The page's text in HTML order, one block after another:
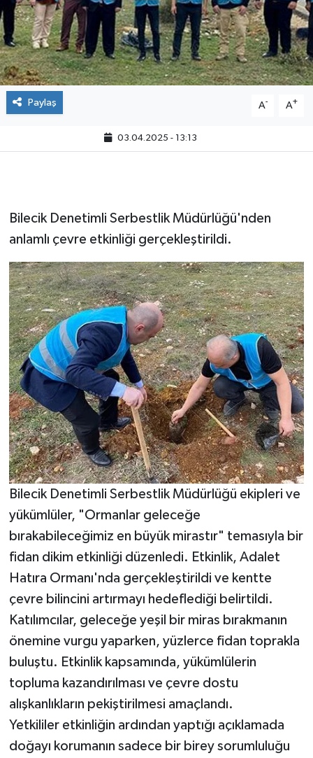
Paylaş A- A+
03.04.2025 - 13:13
Bilecik Denetimli Serbestlik Müdürlüğü'nden
anlamlı çevre etkinliği gerçekleştirildi.
Bilecik Denetimli Serbestlik Müdürlüğü ekipleri ve
yükümlüler, "Ormanlar geleceğe
bırakabileceğimiz en büyük mirastır" temasıyla bir
fidan dikim etkinliği düzenledi. Etkinlik, Adalet
Hatıra Ormanı'nda gerçekleştirildi ve kentte
çevre bilincini artırmayı hedeflediği belirtildi.
Katılımcılar, geleceğe yeşil bir miras bırakmanın
önemine vurgu yaparken, yüzlerce fidan toprakla
buluştu. Etkinlik kapsamında, yükümlülerin
topluma kazandırılması ve çevre dostu
alışkanlıkların pekiştirilmesi amaçlandı.
Yetkililer etkinliğin ardından yaptığı açıklamada
doğayı korumanın sadece bir birey sorumluluğu